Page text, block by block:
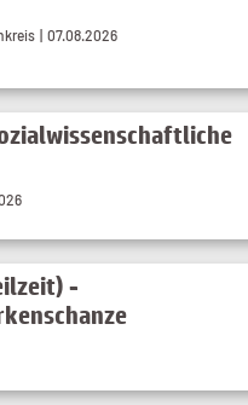
| 07.08.2026
-